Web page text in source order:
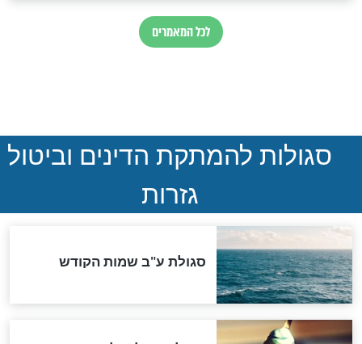
ההסכם החשאי של טראמפ
ואיראן: בלי שקיפות ועם הרבה
המסמך האבוד שנחשף
במרתפי מוסקבה: כתב היד
הנדיר של הרשב"ם התגלה
"מודה לקב"ה על כל השנים"